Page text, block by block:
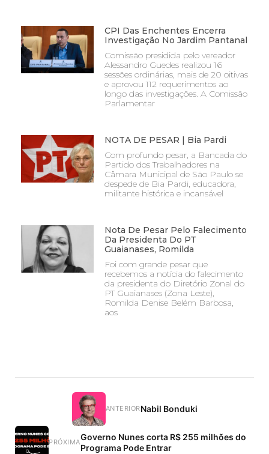
CPI Das Enchentes Encerra
Investigação No Jardim Pantanal
Comissão presidida pelo vereador
Alessandro Guedes realizou 16
sessões ordinárias, mais de 20 oitivas
e aprovou 112 requerimentos ao
longo das investigações. A Comissão
Parlamentar
NOTA DE PESAR | Bia Pardi
Com profundo pesar, a Bancada do
Partido dos Trabalhadores na
Câmara Municipal de São Paulo se
despede de Bia Pardi, educadora,
militante histórica e incansável
Nota De Pesar Pelo Falecimento
Da Presidenta Do PT
Guaianases, Romilda
Foi com grande pesar que
recebemos a notícia do falecimento
da presidenta do Diretório Zonal do
PT Guaianases (Zona Leste),
Romilda Denise Belém Barbosa,
aos
ANTERIORNabil Bonduki
PRÓXIMAGoverno Nunes corta R$ 255 milhões do
Programa Pode Entrar